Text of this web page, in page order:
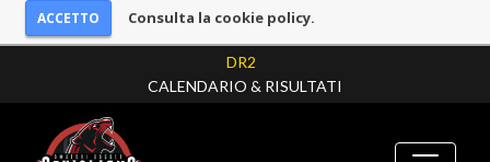
Consulta la cookie policy.
DR2
CALENDARIO & RISULTATI